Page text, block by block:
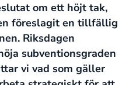
om ett höjt tak,
föreslagit en tillfällig
Riksdagen
subventionsgraden
vi vad som gäller